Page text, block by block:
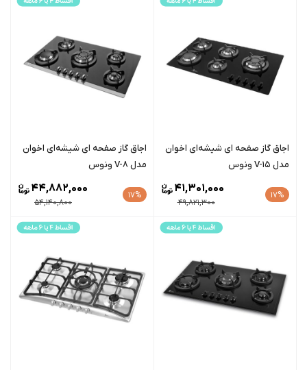
اجاق گاز صفحه ای شیشه‌ای اخوان
مدل V-15 ونوس
17%
49,821,300
41,301,000
اجاق گاز صفحه ای شیشه‌ای اخوان
مدل V-8 ونوس
17%
54,140,800
44,882,000